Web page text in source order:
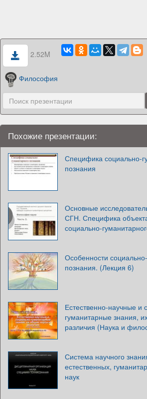
2.52M
Философия
Похожие презентации:
Специфика социально-
познания
Основные
СГН. Специфика
социально-
Особенности
познания. (Лекция 6)
Естественно-научные и
гуманитарные знания,
различия (Наука и
Система научного
естественных,
наук